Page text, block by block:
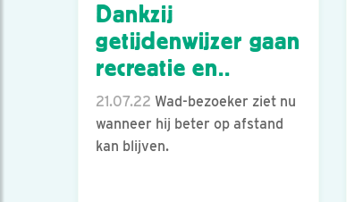
Dankzij
getijdenwijzer gaan
recreatie en..
21.07.22 Wad-bezoeker ziet nu
wanneer hij beter op afstand
kan blijven.